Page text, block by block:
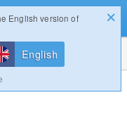
Magazin
Login
English version of
English